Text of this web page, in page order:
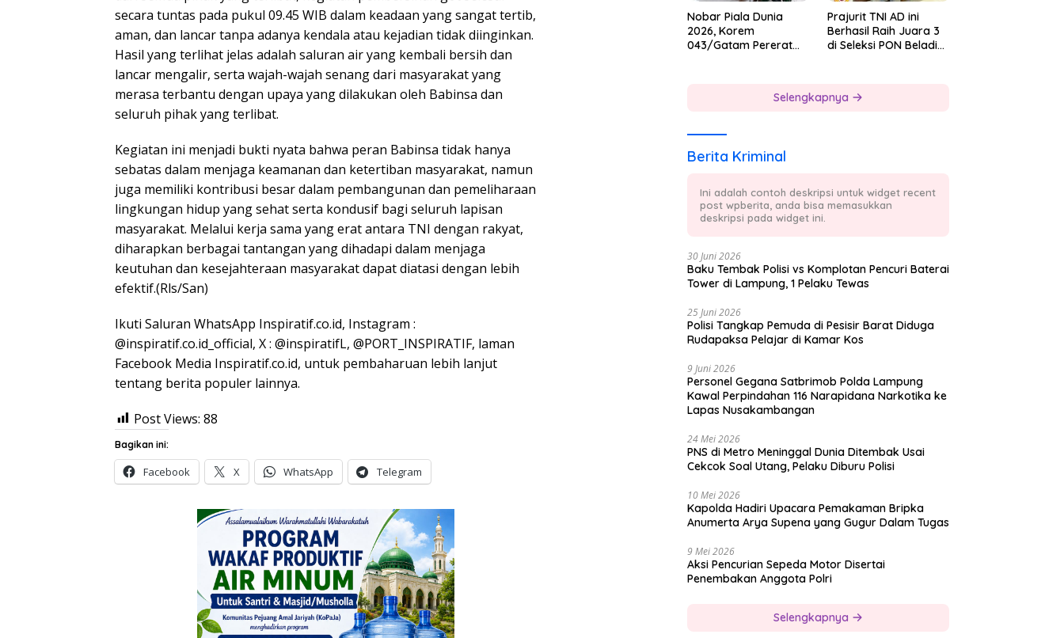
secara tuntas pada pukul 09.45 WIB dalam keadaan yang sangat tertib,
aman, dan lancar tanpa adanya kendala atau kejadian tidak diinginkan.
Hasil yang terlihat jelas adalah saluran air yang kembali bersih dan
lancar mengalir, serta wajah-wajah senang dari masyarakat yang
merasa terbantu dengan upaya yang dilakukan oleh Babinsa dan
seluruh pihak yang terlibat.
Kegiatan ini menjadi bukti nyata bahwa peran Babinsa tidak hanya
sebatas dalam menjaga keamanan dan ketertiban masyarakat, namun
juga memiliki kontribusi besar dalam pembangunan dan pemeliharaan
lingkungan hidup yang sehat serta kondusif bagi seluruh lapisan
masyarakat. Melalui kerja sama yang erat antara TNI dengan rakyat,
diharapkan berbagai tantangan yang dihadapi dalam menjaga
keutuhan dan kesejahteraan masyarakat dapat diatasi dengan lebih
efektif.(Rls/San)
Ikuti Saluran WhatsApp Inspiratif.co.id, Instagram :
@inspiratif.co.id_official, X : @inspiratifL, @PORT_INSPIRATIF, laman
Facebook Media Inspiratif.co.id, untuk pembaharuan lebih lanjut
tentang berita populer lainnya.
Post Views: 88
Bagikan ini:
Facebook X WhatsApp Telegram
Nobar Piala Dunia
2026, Korem
043/Gatam Pererat
Prajurit TNI AD ini
Berhasil Raih Juara 3
di Seleksi PON Beladiri
Selengkapnya
Berita Kriminal
Ini adalah contoh deskripsi untuk widget recent
post wpberita, anda bisa memasukkan
deskripsi pada widget ini.
30 Juni 2026
Baku Tembak Polisi vs Komplotan Pencuri Baterai
Tower di Lampung, 1 Pelaku Tewas
25 Juni 2026
Polisi Tangkap Pemuda di Pesisir Barat Diduga
Rudapaksa Pelajar di Kamar Kos
9 Juni 2026
Personel Gegana Satbrimob Polda Lampung
Kawal Perpindahan 116 Narapidana Narkotika ke
Lapas Nusakambangan
24 Mei 2026
PNS di Metro Meninggal Dunia Ditembak Usai
Cekcok Soal Utang, Pelaku Diburu Polisi
10 Mei 2026
Kapolda Hadiri Upacara Pemakaman Bripka
Anumerta Arya Supena yang Gugur Dalam Tugas
9 Mei 2026
Aksi Pencurian Sepeda Motor Disertai
Penembakan Anggota Polri
Selengkapnya